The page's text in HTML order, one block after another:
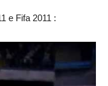
e Fifa 2011 :